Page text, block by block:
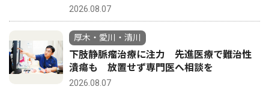
2026.08.07
厚木・愛川・清川
下肢静脈瘤治療に注力 先進医療で難治性
潰瘍も 放置せず専門医へ相談を
2026.08.07